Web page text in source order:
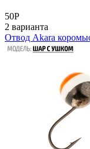
50Р
2 варианта
Отвод Akara